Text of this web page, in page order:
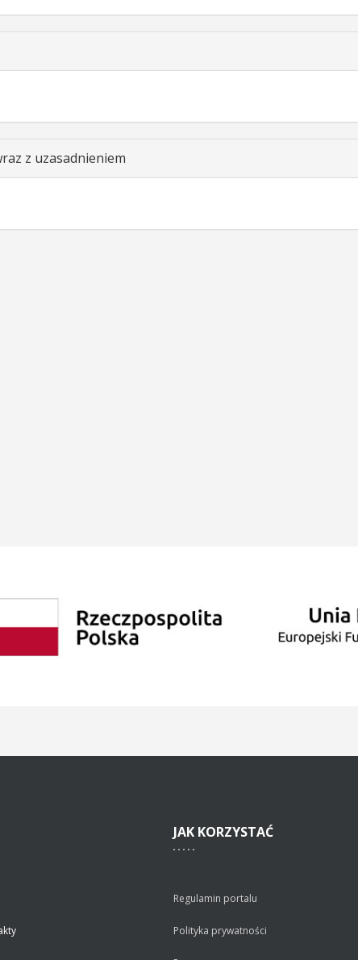
z uzasadnieniem
JAK KORZYSTAĆ
Regulamin portalu
Polityka prywatności